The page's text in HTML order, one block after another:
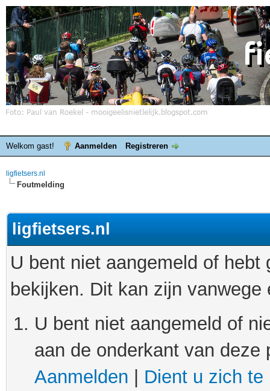
Welkom gast! Aanmelden Registreren
ligfietsers.nl
Foutmelding
ligfietsers.nl
U bent niet aangemeld of
bekijken. Dit kan zijn
U bent niet aangemeld of
aan de onderkant van
Aanmelden
Dient u zich te